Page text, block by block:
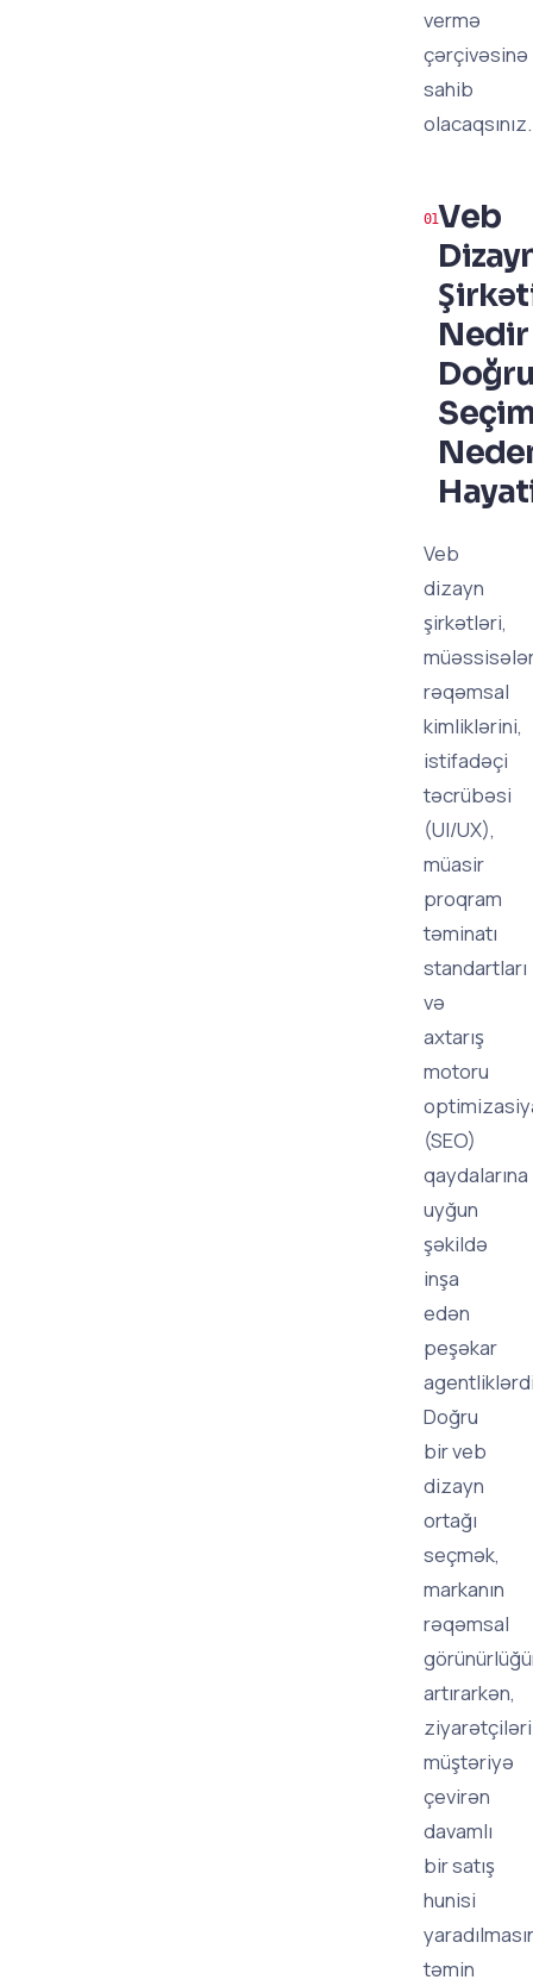
vermə
çərçivəsinə
sahib
olacaqsınız.
Veb
Nedir
Veb
dizayn
şirkətləri,
rəqəmsal
kimliklərini,
istifadəçi
təcrübəsi
(UI/UX),
müasir
proqram
təminatı
standartları
və
axtarış
motoru
(SEO)
qaydalarına
uyğun
şəkildə
inşa
edən
peşəkar
Doğru
bir veb
dizayn
ortağı
seçmək,
markanın
rəqəmsal
artırarkən,
ziyarətçiləri
müştəriyə
çevirən
davamlı
bir satış
hunisi
təmin